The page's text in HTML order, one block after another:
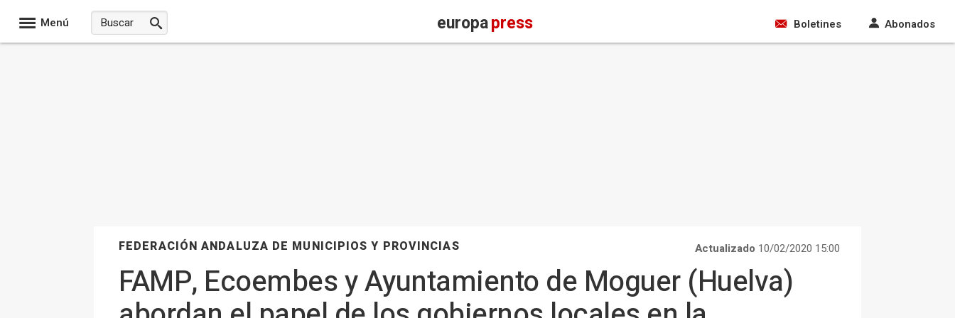
Menú europapress Boletines Abonados
FEDERACIÓN ANDALUZA DE MUNICIPIOS Y PROVINCIAS Actualizado 10/02/2020 15:00
FAMP, Ecoembes y Ayuntamiento de Moguer (Huelva)